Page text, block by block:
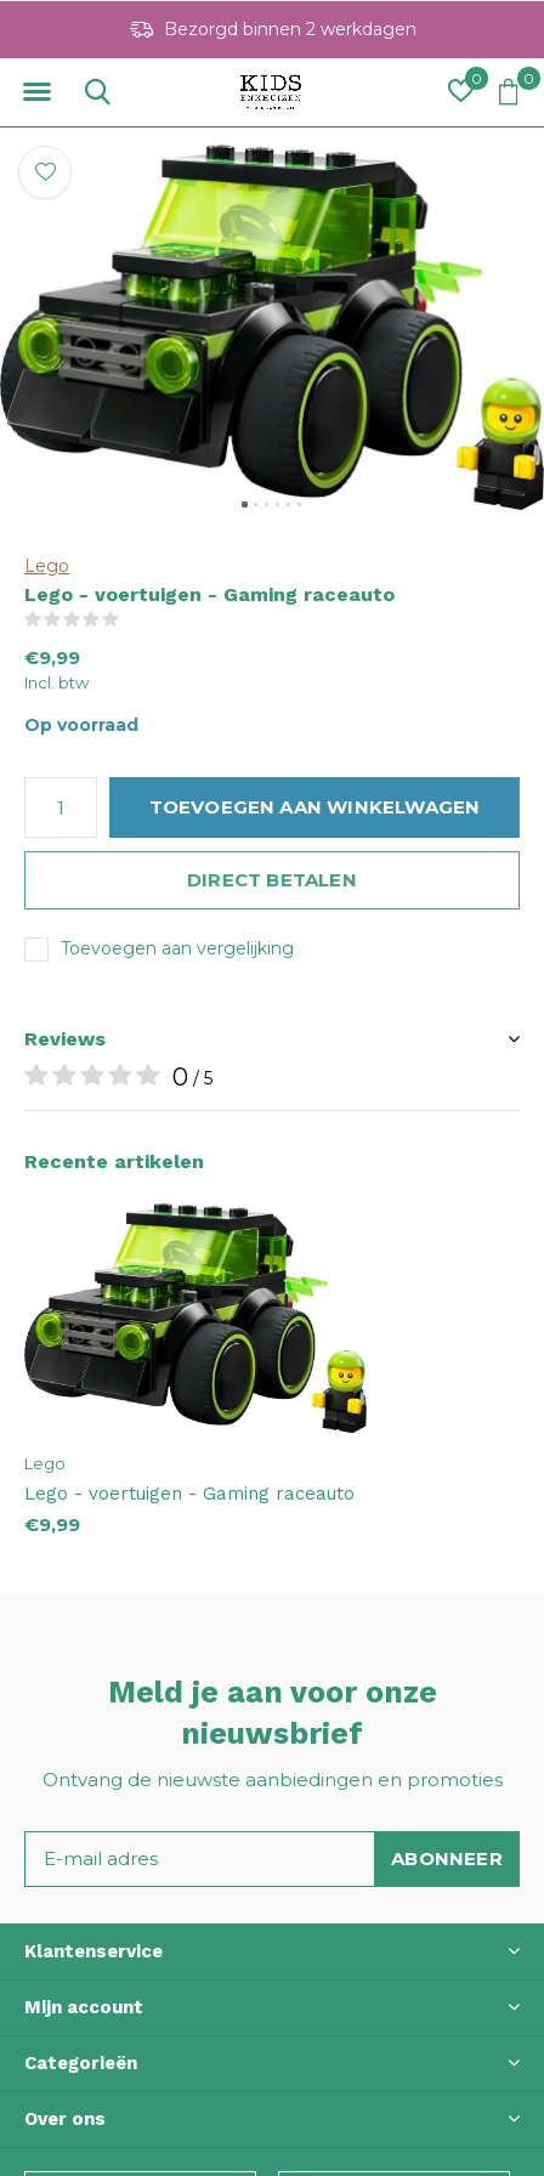
0 0
Bezorgd binnen 2 werkdagen
Lego
Lego - voertuigen - Gaming raceauto
€9,99
Incl. btw
Op voorraad
TOEVOEGEN AAN WINKELWAGEN
DIRECT BETALEN
Toevoegen aan vergelijking
Reviews
0 / 5
Recente artikelen
Lego
Lego - voertuigen - Gaming raceauto
€9,99
Meld je aan voor onze
nieuwsbrief
Ontvang de nieuwste aanbiedingen en promoties
ABONNEER
Klantenservice
Mijn account
Categorieën
Over ons